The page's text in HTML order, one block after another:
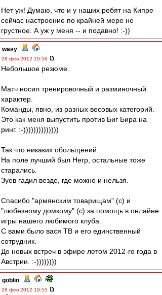
Нет уж! Думаю, что и у наших ребят на Кипре
сейчас настроение по крайней мере не
грустное. А уж у меня -- и подавно! :-))
wasy -
28 фев 2012 19:56
Небольшое резюме.
Матч носил тренировочный и разминочный
характер.
Команды, явно, из разных весовых категорий.
Это как меня выпустить против Биг Бира на
ринг. :-))))))))))))))
Так что никаких обольщений.
На поле лучший был Негр, остальные тоже
старались.
Зуев гадил везде, где можно и нельзя.
Спасибо "армянским товарищам" (с) и
"любезному домкому" (с) за помощь в онлайне
игры нашего любимого клуба.
С вами было вася ТВ и его единственный
сотрудник.
До новых встреч в эфире летом 2012-го года в
Австрии. :-))))))))
goblin -
28 фев 2012 19:55